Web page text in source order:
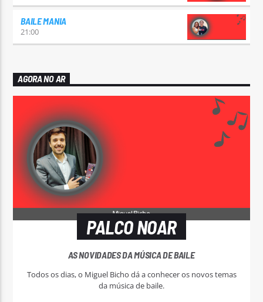
BAILE MANIA
21:00
AGORA NO AR
PALCO NOAR
AS NOVIDADES DA MÚSICA DE BAILE
Todos os dias, o Miguel Bicho dá a conhecer os novos temas
da música de baile.